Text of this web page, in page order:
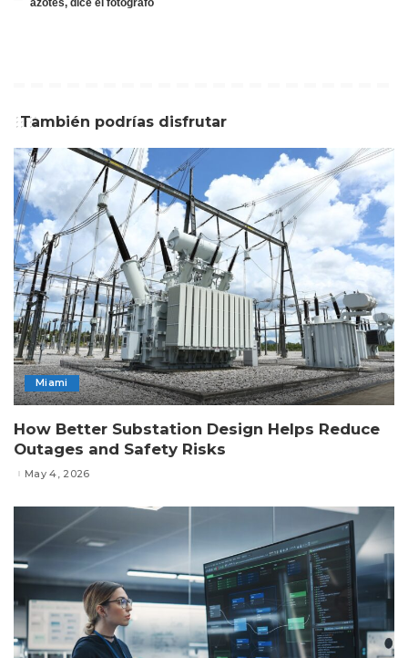
azotes, dice el fotógrafo
También podrías disfrutar
Miami
How Better Substation Design Helps Reduce
Outages and Safety Risks
May 4, 2026